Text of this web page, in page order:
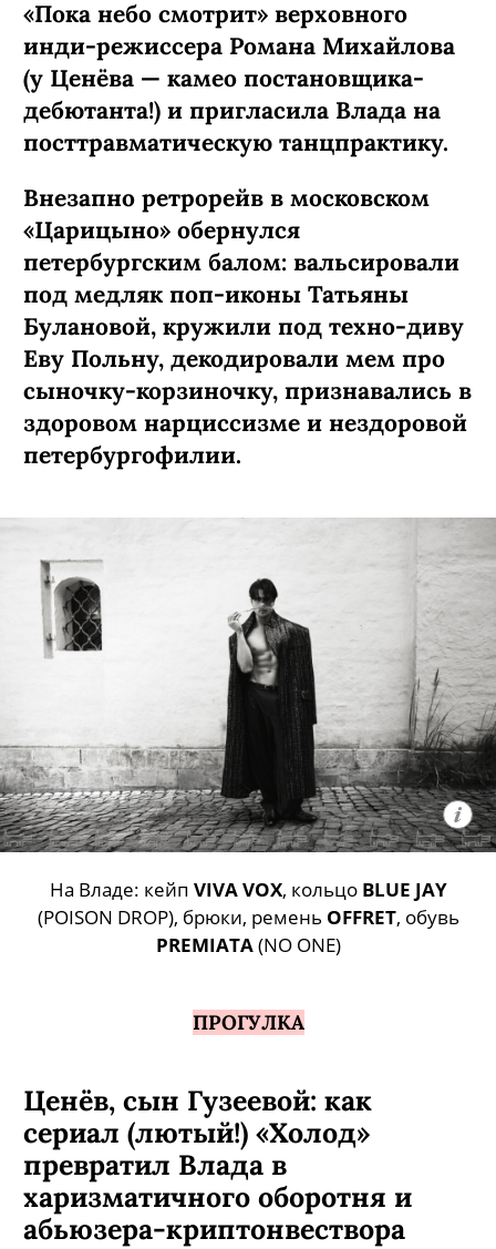
«Пока небо смотрит» верховного
инди-режиссера Романа Михайлова
(у Ценёва — камео постановщика-
дебютанта!) и пригласила Влада на
посттравматическую танцпрактику.
Внезапно ретрорейв в московском
«Царицыно» обернулся
петербургским балом: вальсировали
под медляк поп-иконы Татьяны
Булановой, кружили под техно-диву
Еву Польну, декодировали мем про
сыночку-­корзиночку, признавались в
здоровом нарциссизме и нездоровой
петербургофилии.
На Владе: кейп VIVA VOX, кольцо BLUE JAY
(POISON DROP), брюки, ремень OFFRET, обувь
PREMIATA(NO ONE)
ПРОГУЛКА
Ценёв, сын Гузеевой: как
сериал (лютый!) «Холод»
превратил Влада в
харизматичного оборотня и
абьюзера-криптонвествора